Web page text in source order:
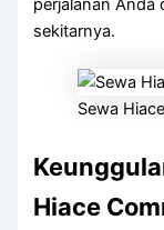
perjalanan Anda
sekitarnya.
Sewa
Hiace